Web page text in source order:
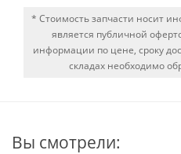
* Стоимость запчасти носит
является публичной
информации по цене, сроку
складах необходимо
Вы смотрели: